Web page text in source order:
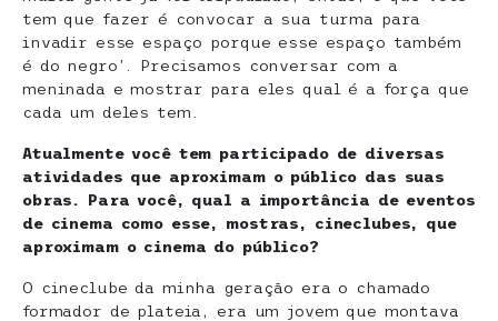
tem que fazer é convocar a sua turma para
invadir esse espaço porque esse espaço também
é do negro’. Precisamos conversar com a
meninada e mostrar para eles qual é a força que
cada um deles tem.
Atualmente você tem participado de diversas
atividades que aproximam o público das suas
obras. Para você, qual a importância de eventos
de cinema como esse, mostras, cineclubes, que
aproximam o cinema do público?
O cineclube da minha geração era o chamado
formador de plateia, era um jovem que montava